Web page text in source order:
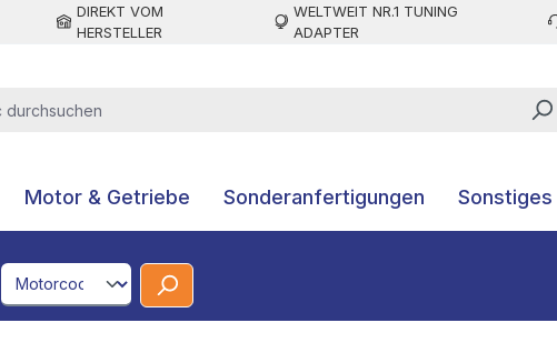
DIREKT VOM
HERSTELLER
WELTWEIT NR.1 TUNING
ADAPTER
Motor & Getriebe Sonderanfertigungen Sonstiges
engineCodeId